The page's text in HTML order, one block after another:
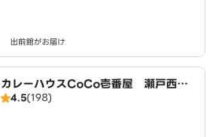
出前館がお届け
カレーハウスCoCo壱番屋 瀬戸西本
地店（SD）
4.5(198)